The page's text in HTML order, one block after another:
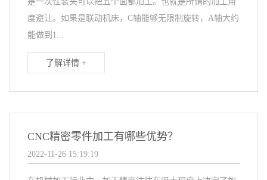
度避让。如果是联动机床，C轴能够无限制旋转，A轴大约
能做到1...
了解详情 +
CNC精密零件加工有哪些优势？
2022-11-26 15:19:19